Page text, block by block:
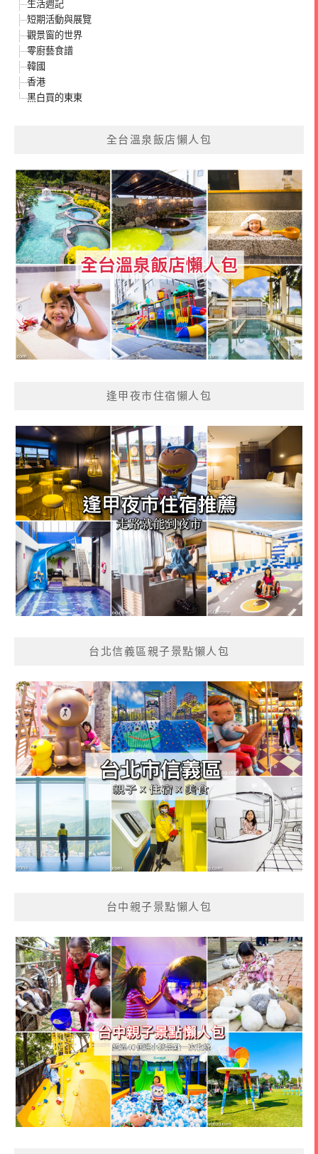
生活週記
短期活動與展覽
觀景窗的世界
零廚藝食譜
韓國
香港
黑白買的東東
全台溫泉飯店懶人包
逢甲夜市住宿懶人包
台北信義區親子景點懶人包
台中親子景點懶人包